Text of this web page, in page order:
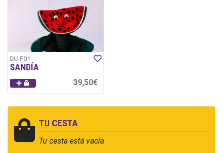
TU CESTA
Tu cesta está vacía
DU-F01
SANDÍA
39,50€